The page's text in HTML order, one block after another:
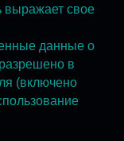
выражает свое
данные о
в
(включено